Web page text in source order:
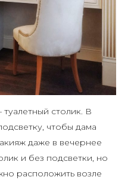
туалетный столик. В
чтобы дама
даже в вечернее
и без подсветки, но
расположить возле